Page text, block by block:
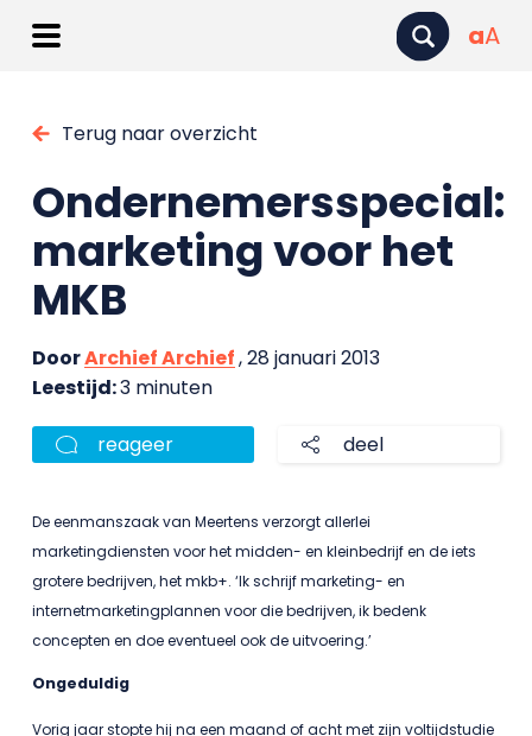
aA
Terug naar overzicht
Ondernemersspecial:
marketing voor het
MKB
DoorArchief Archief, 28 januari 2013
Leestijd:3 minuten
reageer deel
De eenmanszaak van Meertens verzorgt allerlei
marketingdiensten voor het midden- en kleinbedrijf en de iets
grotere bedrijven, het mkb+. ‘Ik schrijf marketing- en
internetmarketingplannen voor die bedrijven, ik bedenk
concepten en doe eventueel ook de uitvoering.’
Ongeduldig
Vorig jaar stopte hij na een maand of acht met zijn voltijdstudie